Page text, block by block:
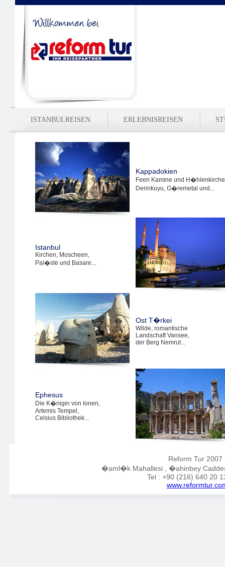
ISTANBULREISEN ERLEBNISREISEN
Kappadokien
Feen Kamine und
Derinkuyu, G�remetal und...
Istanbul
Kirchen, Moscheen,
Pal�ste und Basare...
Ost T�rkei
Wilde, romantische
Landschaft Vansee,
der Berg Nemrut...
Ephesus
Die K�nigin von Ionen,
Artemis Tempel,
Celsius Bibliothek...
Reform Tur
�aml�k Mahallesi , �ahinbey
Tel : +90 (216) 640 20